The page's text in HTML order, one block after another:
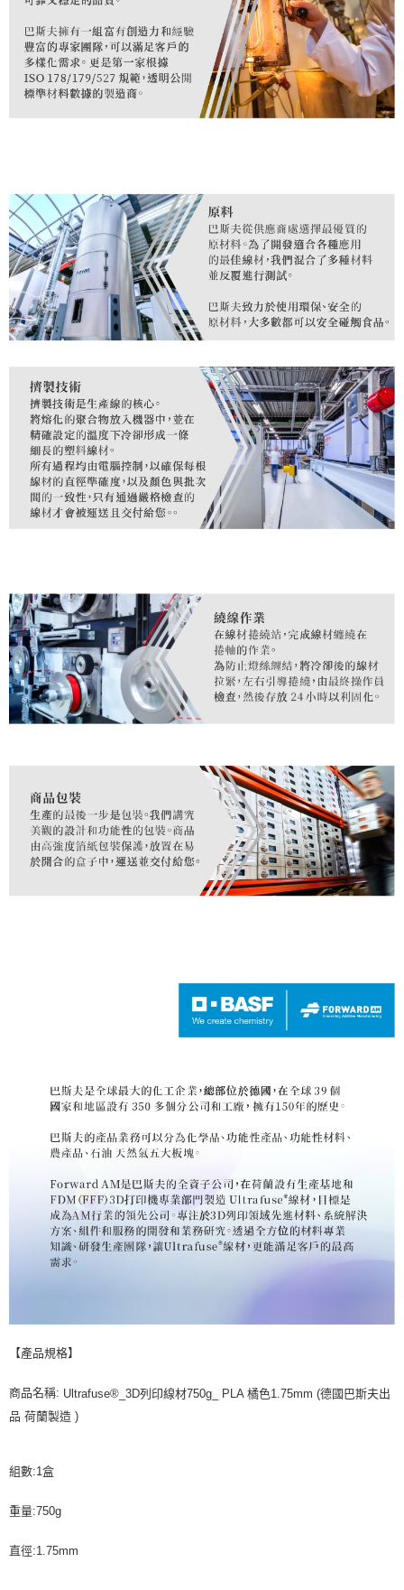
【產品規格】
商品名稱: Ultrafuse®_3D列印線材750g_ PLA 橘色1.75mm (德國巴斯夫出
品 荷蘭製造 )
組數:1盒
重量:750g
直徑:1.75mm